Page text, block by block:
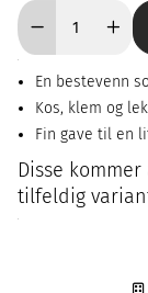
En bestevenn
Kos, klem og
Fin gave til en
Disse
tilfeldig